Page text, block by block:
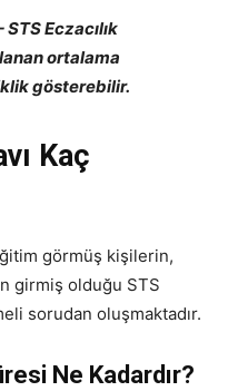
Eczacılık
ortalama
gösterebilir.
Kaç
görmüş kişilerin,
girmiş olduğu STS
sorudan oluşmaktadır.
Ne Kadardır?